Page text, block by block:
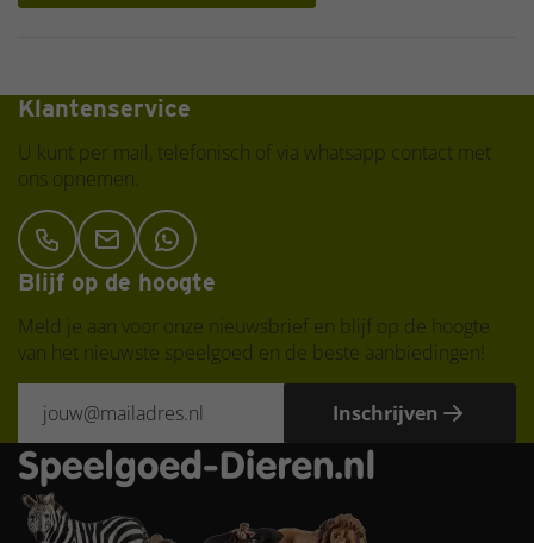
Klantenservice
U kunt per mail, telefonisch of via whatsapp contact met
ons opnemen.
Blijf op de hoogte
Meld je aan voor onze nieuwsbrief en blijf op de hoogte
van het nieuwste speelgoed en de beste aanbiedingen!
Inschrijven